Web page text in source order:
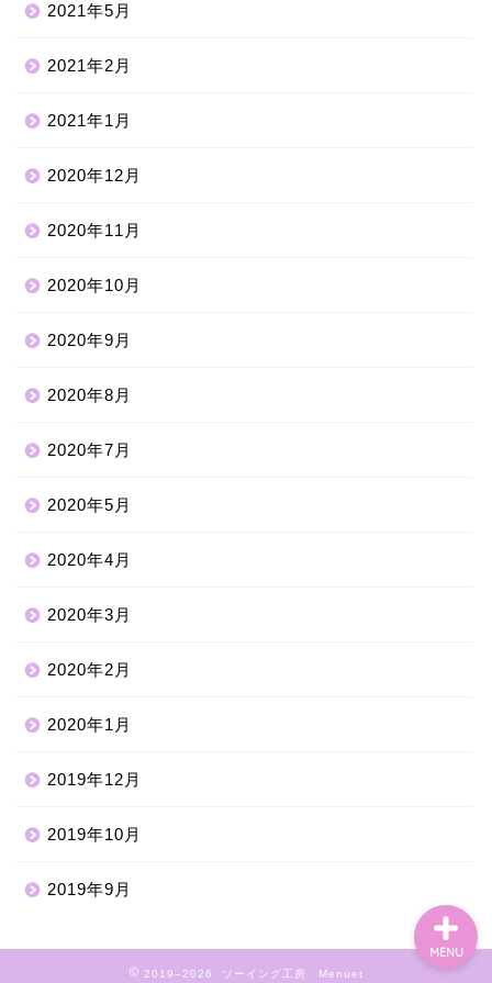
2021年5月
2021年2月
2021年1月
2020年12月
2020年11月
2020年10月
2020年9月
2020年8月
2020年7月
2020年5月
2020年4月
2020年3月
2020年2月
2020年1月
2019年12月
2019年10月
2019年9月
2019–2026 ソーイング工房 Menuet
MENU